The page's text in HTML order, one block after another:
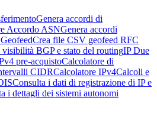
Genera accordi di
Accordo ASNGenera accordi
Crea file CSV geofeed RFC
BGP e stato del routingIP Due
pre-acquistoCalcolatore di
CIDRCalcolatore IPv4Calcoli e
Consulta i dati di registrazione di IP e
i dettagli dei sistemi autonomi